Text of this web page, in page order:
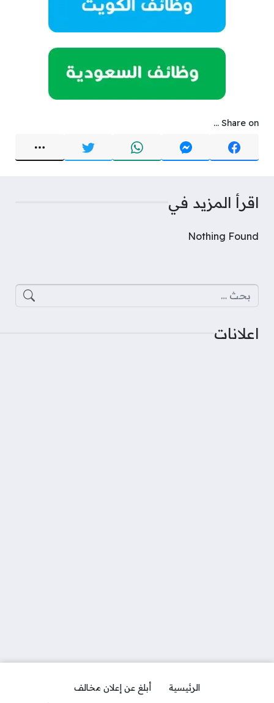
Share on ...
اقرأ المزيد في
Nothing Found
البحث عن:
اعلانات
الرئيسية أبلغ عن إعلان مخالف